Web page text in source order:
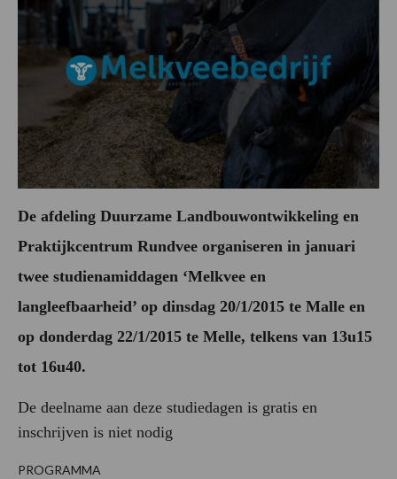
De afdeling Duurzame Landbouwontwikkeling en
Praktijkcentrum Rundvee organiseren in januari
twee studienamiddagen ‘Melkvee en
langleefbaarheid’ op dinsdag 20/1/2015 te Malle en
op donderdag 22/1/2015 te Melle, telkens van 13u15
tot 16u40.
De deelname aan deze studiedagen is gratis en
inschrijven is niet nodig
PROGRAMMA